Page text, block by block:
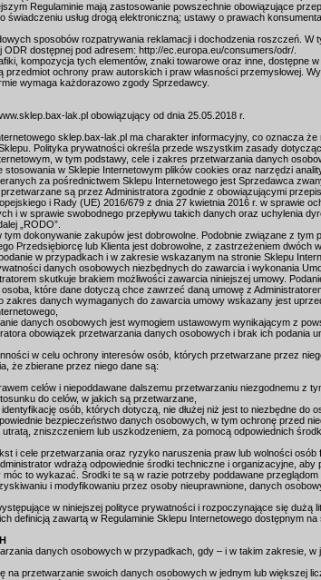
Regulaminie mają zastosowanie powszechnie obowiązujące
świadczeniu usług drogą elektroniczną; ustawy o prawach
sposobów rozpatrywania reklamacji i dochodzenia roszczeń. W
dostępnej pod adresem: http://ec.europa.eu/consumers/odr/.
kompozycja tych elementów, znaki towarowe oraz inne, dostępne
ochrony praw autorskich i praw własności przemysłowej.
wymaga każdorazowo zgody Sprzedawcy.
lak.pl obowiązujący od dnia 25.05.2018 r.
sklep.bax-lak.pl ma charakter informacyjny, co oznacza że
Polityka prywatności określa przede wszystkim zasady
w tym podstawy, cele i zakres przetwarzania danych
w Sklepie Internetowym plików cookies oraz narzędzi
za pośrednictwem Sklepu Internetowego jest Sprzedawca
są przez Administratora zgodnie z obowiązującymi
i Rady (UE) 2016/679 z dnia 27 kwietnia 2016 r. w sprawie
i w sprawie swobodnego przepływu takich danych oraz uchylenia
„RODO”.
dokonywanie zakupów jest dobrowolne. Podobnie związane z tym
Przedsiębiorcę lub Klienta jest dobrowolne, z zastrzeżeniem dwóch
w przypadkach i w zakresie wskazanym na stronie Sklepu
danych osobowych niezbędnych do zawarcia i wykonania
skutkuje brakiem możliwości zawarcia niniejszej umowy.
które dane dotyczą chce zawrzeć daną umowę z
zakres danych wymaganych do zawarcia umowy wskazany jest
danych osobowych jest wymogiem ustawowym wynikającym z
obowiązek przetwarzania danych osobowych i brak ich podania
w celu ochrony interesów osób, których przetwarzane przez
że zbierane przez niego dane są:
celów i niepoddawane dalszemu przetwarzaniu niezgodnemu z
do celów, w jakich są przetwarzane,
osób, których dotyczą, nie dłużej niż jest to niezbędne do
bezpieczeństwo danych osobowych, w tym ochronę przed
zniszczeniem lub uszkodzeniem, za pomocą odpowiednich
i cele przetwarzania oraz ryzyko naruszenia praw lub wolności
wdraża odpowiednie środki techniczne i organizacyjne, aby
to wykazać. Środki te są w razie potrzeby poddawane przeglądom
i modyfikowaniu przez osoby nieuprawnione, danych
w niniejszej polityce prywatności i rozpoczynające się dużą
definicją zawartą w Regulaminie Sklepu Internetowego dostępnym na
danych osobowych w przypadkach, gdy – i w takim zakresie, w
na przetwarzanie swoich danych osobowych w jednym lub większej